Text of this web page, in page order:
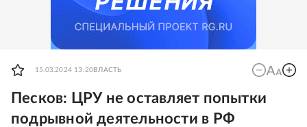
15.03.2024 13:20 ВЛАСТЬ
Песков: ЦРУ не оставляет попытки
подрывной деятельности в РФ